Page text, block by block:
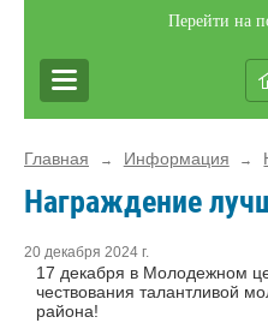
Перейти на
Главная → Информация →
Награждение
20 декабря 2024 г.
17 декабря в Молодежном
чествования талантливой
района!